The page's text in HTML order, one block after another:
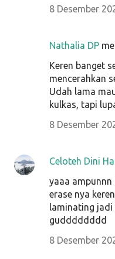
8 Desember
Nathalia DP
Keren banget
mencerahkan
Udah lama
kulkas, tapi
8 Desember
Celoteh Dini
yaaa
erase nya
laminating jadi
gudddddddd
8 Desember